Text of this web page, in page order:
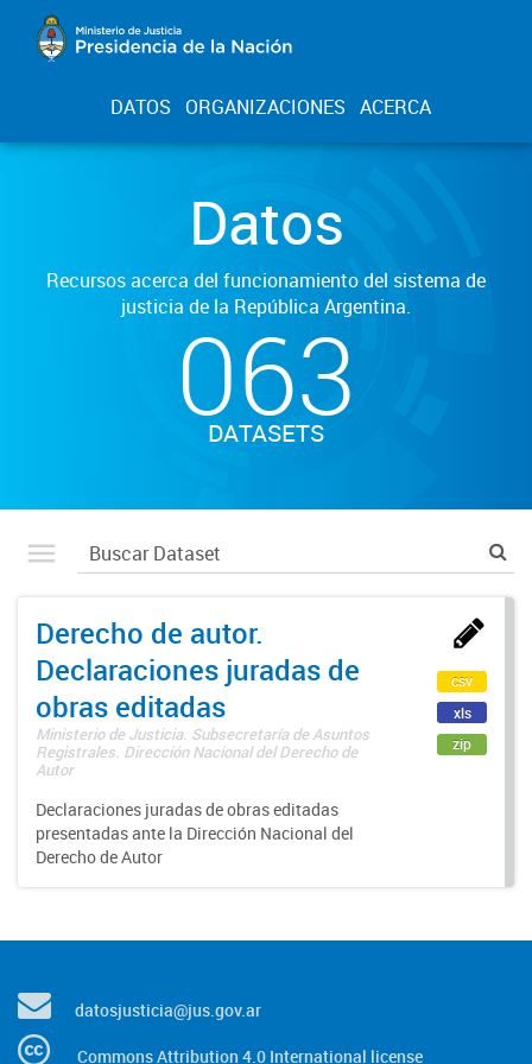
DATOS ORGANIZACIONES ACERCA
Datos
Recursos acerca del funcionamiento del sistema de
justicia de la República Argentina.
063
DATASETS
Derecho de autor.
Declaraciones juradas de
obras editadas
Ministerio de Justicia. Subsecretaría de Asuntos
Registrales. Dirección Nacional del Derecho de
Autor
Declaraciones juradas de obras editadas
presentadas ante la Dirección Nacional del
Derecho de Autor
csv
xls
zip
datosjusticia@jus.gov.ar
Commons Attribution 4.0 International license